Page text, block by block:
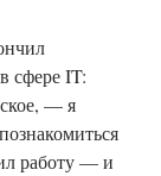
сфере IT:
— я
работу — и